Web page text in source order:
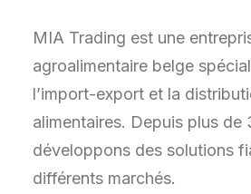
MIA Trading est une
agroalimentaire belge
l’import-export et la
alimentaires. Depuis plus de
développons des solutions
différents marchés.